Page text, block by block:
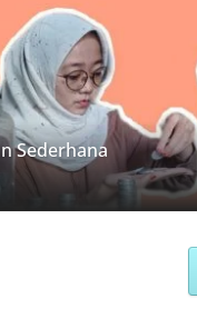
Sederhana